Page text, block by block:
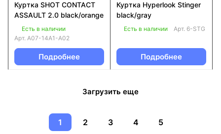
Куртка SHOT CONTACT
ASSAULT 2.0 black/orange
Есть в наличии
Арт. A07-14A1-A02
Подробнее
Куртка Hyperlook Stinger
black/gray
Есть в наличии Арт. 6-STG
Подробнее
Загрузить еще
1 2 3 4
5